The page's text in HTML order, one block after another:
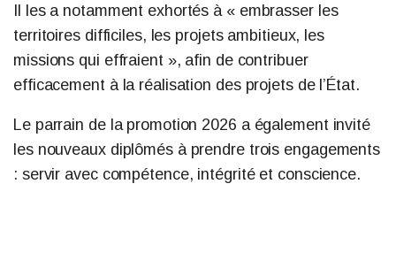
Il les a notamment exhortés à « embrasser les
territoires difficiles, les projets ambitieux, les
missions qui effraient », afin de contribuer
efficacement à la réalisation des projets de l’État.
Le parrain de la promotion 2026 a également invité
les nouveaux diplômés à prendre trois engagements
: servir avec compétence, intégrité et conscience.